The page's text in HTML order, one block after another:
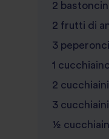
2
2 frutti di
3
1
2
3
½